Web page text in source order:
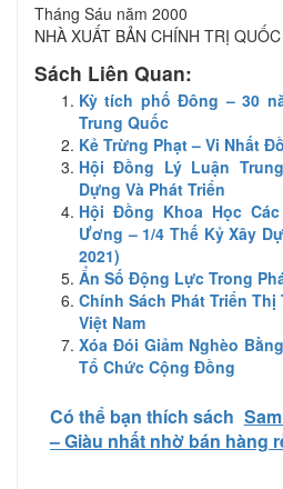
Tháng Sáu năm 2000
NHÀ XUẤT BẢN CHÍNH TRỊ
Sách Liên Quan:
Kỳ tích phố Đông – 30
Trung Quốc
Kẻ Trừng Phạt – Vi Nhất
Hội Đồng Lý Luận
Dựng Và Phát Triển
Hội Đồng Khoa Học
Ương – 1/4 Thế Kỷ Xây
2021)
Ẩn Số Động Lực Trong
Chính Sách Phát Triển
Việt Nam
Xóa Đói Giảm Nghèo
Tổ Chức Cộng Đồng
Có thể bạn thích sách
– Giàu nhất nhờ bán hàng